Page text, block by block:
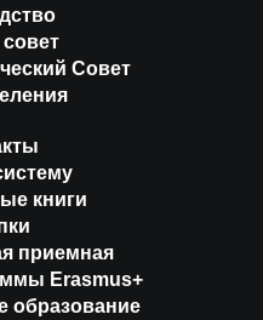
Совет
книги
приемная
Erasmus+
образование